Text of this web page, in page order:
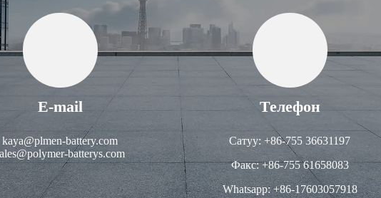
E-mail
kaya@plmen-battery.com
batterys.com
Телефон
Сатуу: +86-755 36631197
Факс: +86-755 61658083
Whatsapp: +86-17603057918